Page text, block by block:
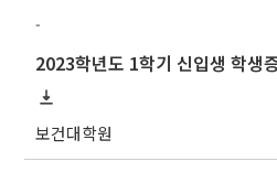
-
보건대학원